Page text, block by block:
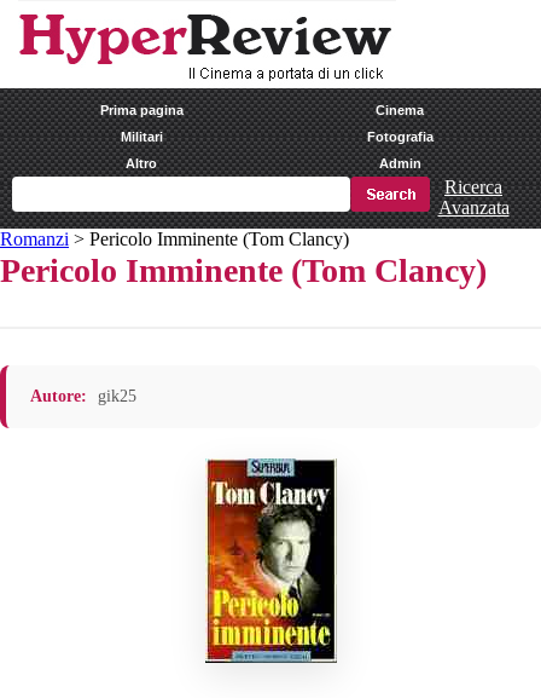
Prima pagina
Cinema
Militari
Fotografia
Altro
Admin
Ricerca
Avanzata
Romanzi > Pericolo Imminente (Tom Clancy)
Pericolo Imminente (Tom Clancy)
Autore: gik25